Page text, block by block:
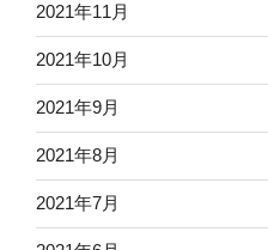
2021年11月
2021年10月
2021年9月
2021年8月
2021年7月